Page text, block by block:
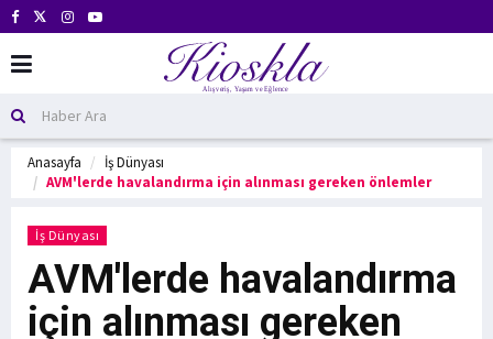
Anasayfa
İş Dünyası
AVM'lerde havalandırma için alınması gereken önlemler
İş Dünyası
AVM'lerde havalandırma
için alınması gereken